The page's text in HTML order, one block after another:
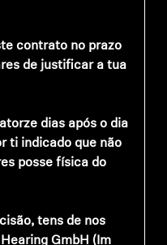
contrato no prazo
de justificar a tua
dias após o dia
ti indicado que não
posse física do
tens de nos
GmbH (Im